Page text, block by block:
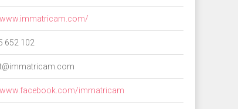
652 102
immatricam